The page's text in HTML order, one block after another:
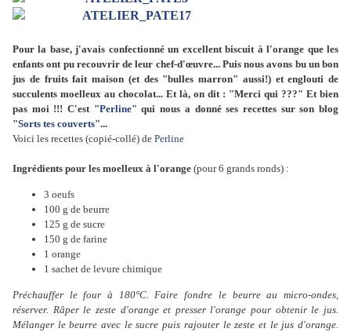
Pour la base, j'avais confectionné un excellent biscuit à l'orange que les
enfants ont pu recouvrir de leur chef-d'œuvre... Puis nous avons bu un bon
jus de fruits fait maison (et des "bulles marron" aussi!) et englouti de
succulents moelleux au chocolat... Et là, on dit : "Merci qui ???" Et bien
pas moi !!! C'est "Perline" qui nous a donné ses recettes sur son blog
"Sorts tes couverts"...
Voici les recettes (copié-collé) de Perline
Ingrédients pour les moelleux à l'orange (pour 6 grands ronds) :
3 oeufs
100 g de beurre
125 g de sucre
150 g de farine
1 orange
1 sachet de levure chimique
Préchauffer le four à 180°C. Faire fondre le beurre au micro-ondes,
réserver. Râper le zeste d'orange et presser l'orange pour obtenir le jus.
Mélanger le beurre avec le sucre puis rajouter le zeste et le jus d'orange.